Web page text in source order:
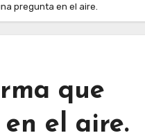
pregunta en el aire.
que
el aire.